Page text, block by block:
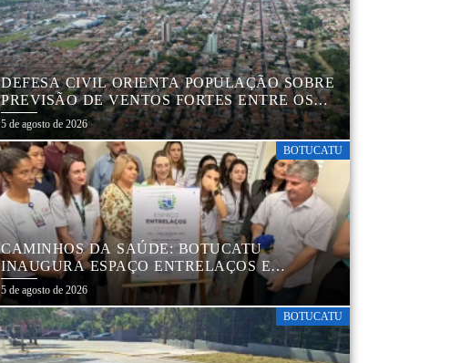
DEFESA CIVIL ORIENTA POPULAÇÃO SOBRE
PREVISÃO DE VENTOS FORTES ENTRE OS
DIAS 6 E 9 DE AGOSTO
5 de agosto de 2026
BOTUCATU
CAMINHOS DA SAÚDE: BOTUCATU
INAUGURA ESPAÇO ENTRELAÇOS E
FORTALECE O CUIDADO ESPECIALIZADO
COM CRIANÇAS E FAMÍLIAS
5 de agosto de 2026
BOTUCATU